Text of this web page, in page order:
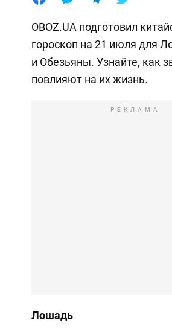
OBOZ.UA подготовил
гороскоп на 21 июля для
и Обезьяны. Узнайте, как
повлияют на их жизнь.
РЕКЛАМА
Лошадь